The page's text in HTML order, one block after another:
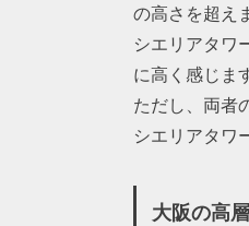
の高さを超え
シエリアタワ
に高く感じま
ただし、両者
シエリアタワ
大阪の高